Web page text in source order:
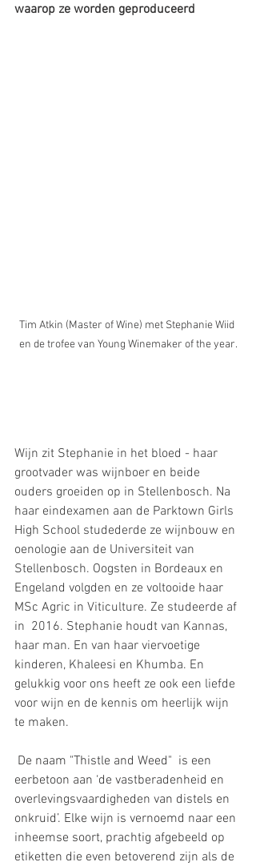
waarop ze worden geproduceerd
Tim Atkin (Master of Wine) met Stephanie Wiid
en de trofee van Young Winemaker of the year.
Wijn zit Stephanie in het bloed - haar
grootvader was wijnboer en beide
ouders groeiden op in Stellenbosch. Na
haar eindexamen aan de Parktown Girls
High School studederde ze wijnbouw en
oenologie aan de Universiteit van
Stellenbosch. Oogsten in Bordeaux en
Engeland volgden en ze voltooide haar
MSc Agric in Viticulture. Ze studeerde af
in  2016. Stephanie houdt van Kannas,
haar man. En van haar viervoetige
kinderen, Khaleesi en Khumba. En
gelukkig voor ons heeft ze ook een liefde
voor wijn en de kennis om heerlijk wijn
te maken.
De naam "Thistle and Weed"  is een
eerbetoon aan ‘de vastberadenheid en
overlevingsvaardigheden van distels en
onkruid’. Elke wijn is vernoemd naar een
inheemse soort, prachtig afgebeeld op
etiketten die even betoverend zijn als de